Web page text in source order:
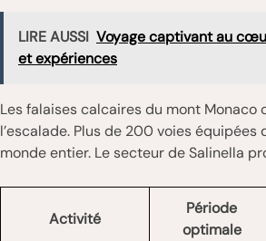
LIRE AUSSI Voyage captivant au
et expériences
Les falaises calcaires du mont
l’escalade. Plus de 200 voies
monde entier. Le secteur de Salinella
Activité
Période
optimale